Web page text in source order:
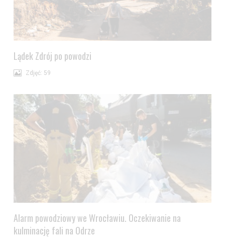
Lądek Zdrój po powodzi
Zdjęć: 59
Alarm powodziowy we Wrocławiu. Oczekiwanie na
kulminację fali na Odrze